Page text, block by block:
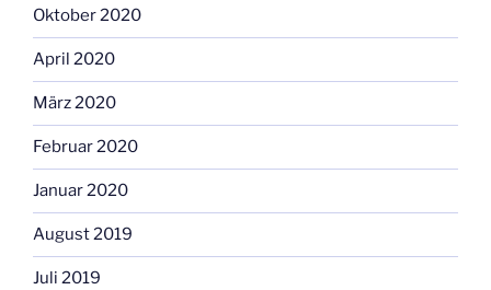
Oktober 2020
April 2020
März 2020
Februar 2020
Januar 2020
August 2019
Juli 2019